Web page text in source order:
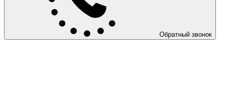
Обратный звонок